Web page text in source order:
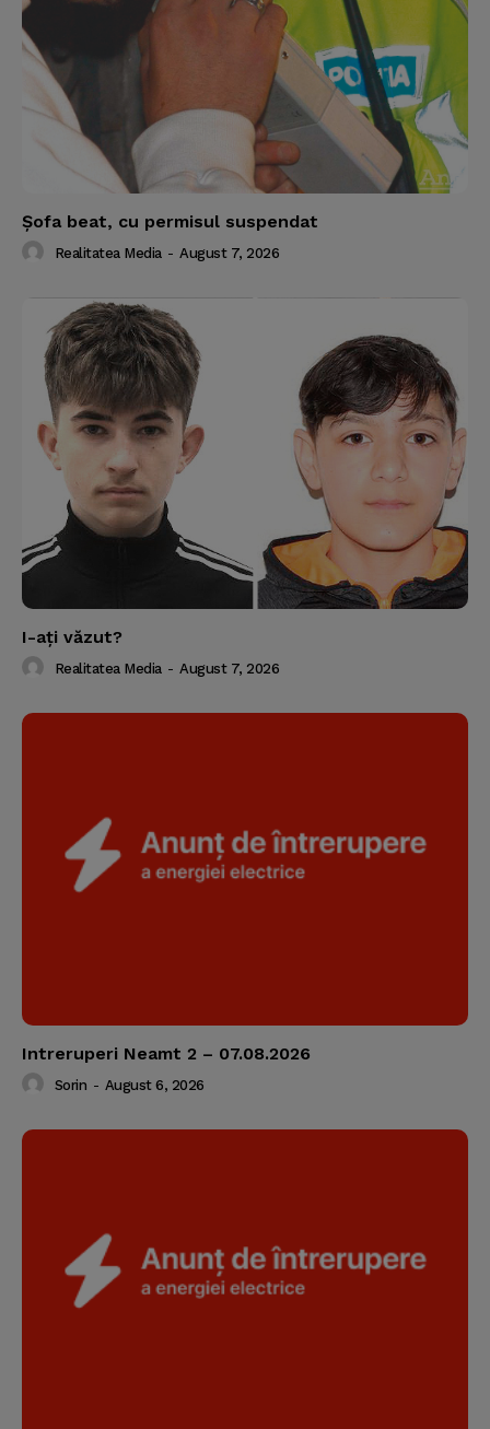
Şofa beat, cu permisul suspendat
Realitatea Media - August 7, 2026
I-aţi văzut?
Realitatea Media - August 7, 2026
Intreruperi Neamt 2 – 07.08.2026
Sorin - August 6, 2026